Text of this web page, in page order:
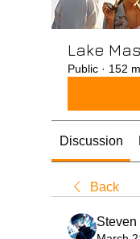
Lake
Public · 152
Discussion
Back
Steven